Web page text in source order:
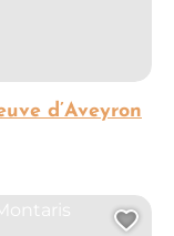
d’Aveyron